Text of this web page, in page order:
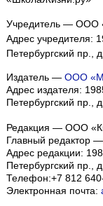
Учредитель — ООО
Адрес учредителя:
Петербургский пр.,
Издатель — ООО
Адрес издателя:
Петербургский пр.,
Редакция — ООО
Главный редактор
Адрес редакции:
Петербургский пр.,
Телефон:+7 812
Электронная почта: